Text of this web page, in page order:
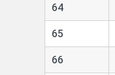
64
65
66